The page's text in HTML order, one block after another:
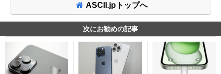
ASCII.jpトップへ
次にお勧めの記事